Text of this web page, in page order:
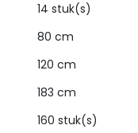
14 stuk(s)
80 cm
120 cm
183 cm
160 stuk(s)